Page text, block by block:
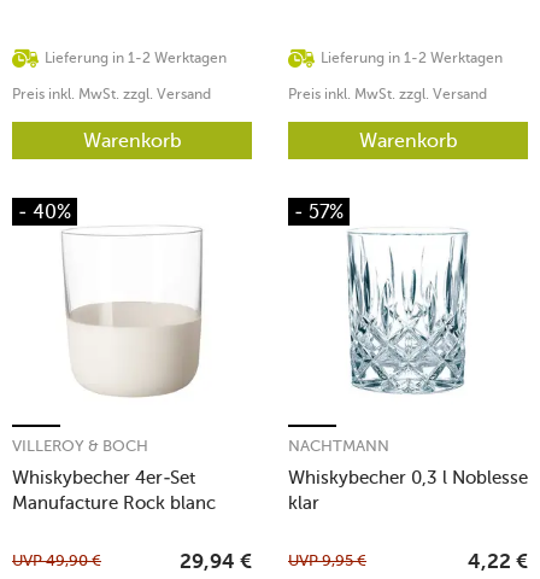
Lieferung in 1-2 Werktagen
Preis inkl. MwSt. zzgl. Versand
Warenkorb
Lieferung in 1-2 Werktagen
Preis inkl. MwSt. zzgl. Versand
Warenkorb
- 40%
Whiskybecher 4er-Set
Manufacture Rock blanc
VILLEROY & BOCH
UVP49,90 € 29,94 €
- 57%
Whiskybecher 0,3 l Noblesse
klar
NACHTMANN
UVP9,95 € 4,22 €